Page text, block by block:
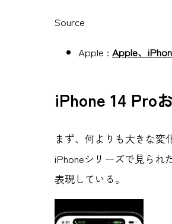
Source
Apple : Apple、
iPhone 14 Pro
まず、何よりも大きな変
iPhoneシリーズで見られ
表現している。